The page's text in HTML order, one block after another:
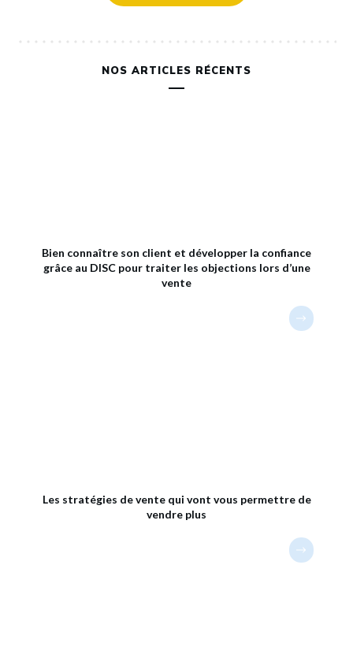
NOS ARTICLES RÉCENTS
Bien connaître son client et développer la confiance
grâce au DISC pour traiter les objections lors d’une
vente
Les stratégies de vente qui vont vous permettre de
vendre plus